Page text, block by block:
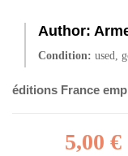
Author:
Condition: used,
éditions France
5,00 €